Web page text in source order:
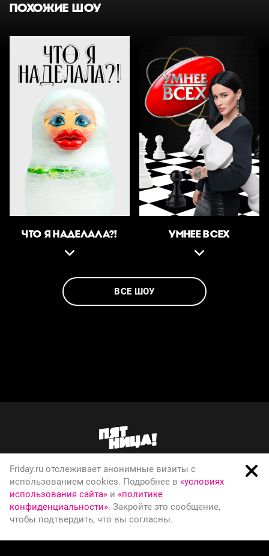
ПОХОЖИЕ ШОУ
ЧТО Я НАДЕЛАЛА?! УМНЕЕ ВСЕХ
ВСЕ ШОУ
О телеканале
Вакансии
Правовая информация
Friday.ru отслеживает анонимные визиты с
использованием cookies. Подробнее в «условиях
использования сайта» и «политике
конфиденциальности». Закройте это сообщение,
чтобы подтвердить, что вы согласны.